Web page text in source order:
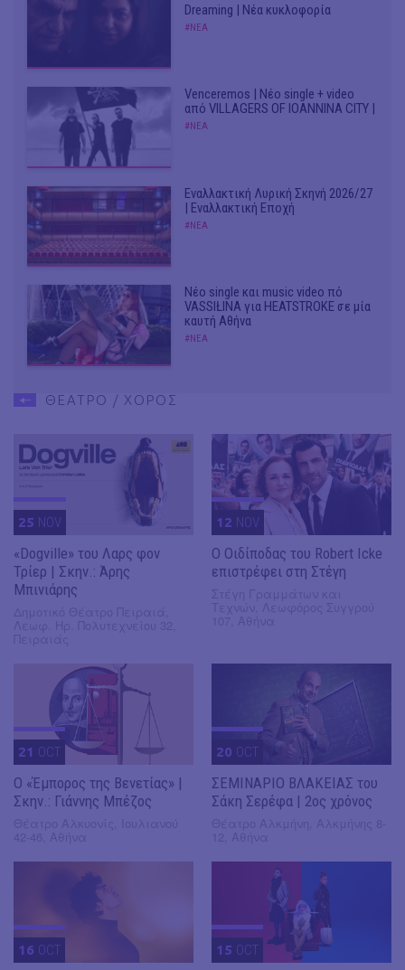
Dreaming | Νέα κυκλοφορία
#ΝΕΑ
Venceremos | Νέο single + video
από VILLAGERS OF IOANNINA CITY |
#ΝΕΑ
Εναλλακτική Λυρική Σκηνή 2026/27
| Εναλλακτική Εποχή
#ΝΕΑ
Νέο single και music video πό
VASSIŁINA για HEATSTROKE σε μία
καυτή Αθήνα
#ΝΕΑ
ΘΕΑΤΡΟ / ΧΟΡΟΣ
25 NOV
«Dogville» του Λαρς φον
Τρίερ | Σκην.: Άρης
Μπινιάρης
12 NOV
O Οιδίποδας του Robert Icke
επιστρέφει στη Στέγη
21 OCT
Ο «Έμπορος της Βενετίας» |
Σκην.: Γιάννης Μπέζος
20 OCT
ΣΕΜΙΝΑΡΙΟ ΒΛΑΚΕΙΑΣ του
Σάκη Σερέφα | 2ος χρόνος
16 OCT 15 OCT